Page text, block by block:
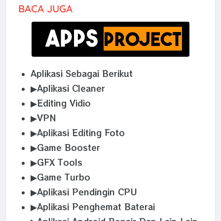
BACA JUGA
Aplikasi Sebagai Berikut
▶Aplikasi Cleaner
▶Editing Vidio
▶VPN
▶Aplikasi Editing Foto
▶Game Booster
▶GFX Tools
▶Game Turbo
▶Aplikasi Pendingin CPU
▶Aplikasi Penghemat Baterai